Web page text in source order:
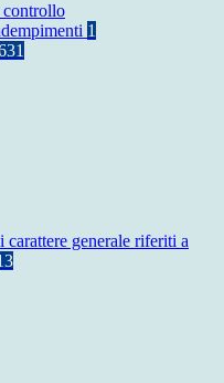
1
generale riferiti a